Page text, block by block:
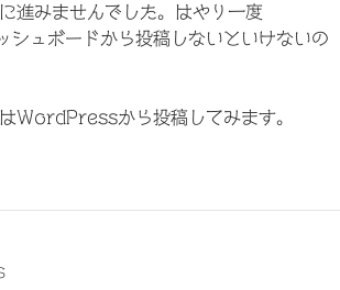
進みませんでした。はやり一度
ュボードから投稿しないといけないの
WordPressから投稿してみます。